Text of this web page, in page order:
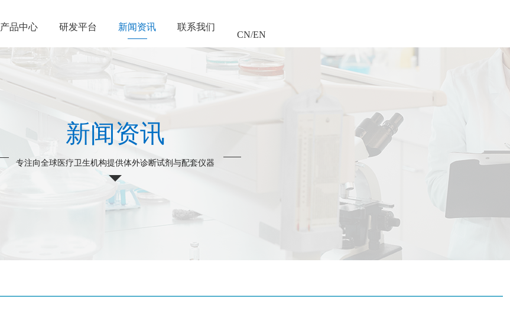
CN/EN
产品中心 研发平台 新闻资讯 联系我们
新闻资讯
专注向全球医疗卫生机构提供体外诊断试剂与配套仪器